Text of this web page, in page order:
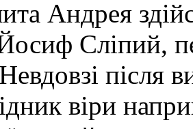
Андрея
Сліпий,
після
віри